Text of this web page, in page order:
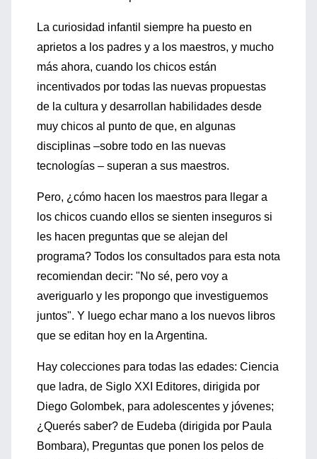
La curiosidad infantil siempre ha puesto en
aprietos a los padres y a los maestros, y mucho
más ahora, cuando los chicos están
incentivados por todas las nuevas propuestas
de la cultura y desarrollan habilidades desde
muy chicos al punto de que, en algunas
disciplinas –sobre todo en las nuevas
tecnologías – superan a sus maestros.
Pero, ¿cómo hacen los maestros para llegar a
los chicos cuando ellos se sienten inseguros si
les hacen preguntas que se alejan del
programa? Todos los consultados para esta nota
recomiendan decir: "No sé, pero voy a
averiguarlo y les propongo que investiguemos
juntos". Y luego echar mano a los nuevos libros
que se editan hoy en la Argentina.
Hay colecciones para todas las edades: Ciencia
que ladra, de Siglo XXI Editores, dirigida por
Diego Golombek, para adolescentes y jóvenes;
¿Querés saber? de Eudeba (dirigida por Paula
Bombara), Preguntas que ponen los pelos de